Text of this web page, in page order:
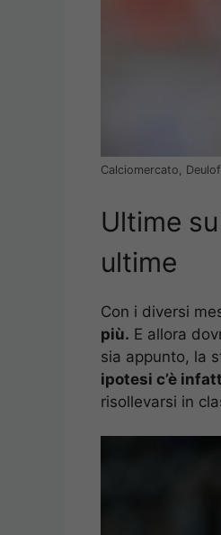
Calciomercato,
Ultime
ultime
Con i diversi
più. E allora
sia appunto, la
ipotesi c’è
risollevarsi in